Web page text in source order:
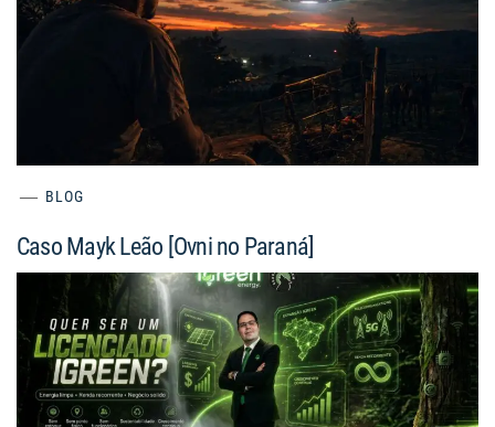
BLOG
Caso Mayk Leão [Ovni no Paraná]